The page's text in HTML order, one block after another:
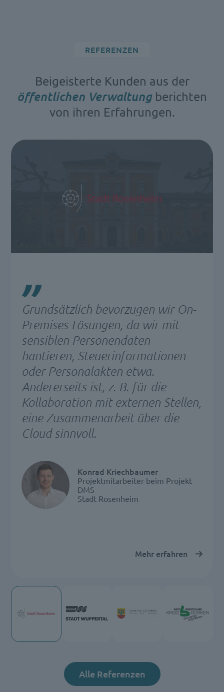
REFERENZEN
Beigeisterte Kunden aus der
öffentlichen Verwaltungberichten
von ihren Erfahrungen.
Grundsätzlich bevorzugen wir On-
Premises-Lösungen, da wir mit
sensiblen Personendaten
hantieren, Steuerinformationen
oder Personalakten etwa.
Andererseits ist, z. B. für die
Kollaboration mit externen Stellen,
eine Zusammenarbeit über die
Cloud sinnvoll.
Konrad Kriechbaumer
Projektmitarbeiter beim Projekt
DMS
Stadt Rosenheim
Mehr erfahren
Alle Referenzen